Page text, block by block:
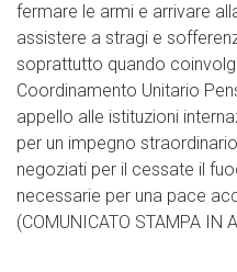
fermare le armi e arrivare
assistere a stragi e
soprattutto quando
Coordinamento Unitario
appello alle istituzioni
per un impegno
negoziati per il cessate il
necessarie per una pace
(COMUNICATO STAMPA IN